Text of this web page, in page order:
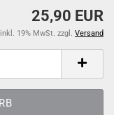
25,90 EUR
inkl. 19% MwSt. zzgl. Versand